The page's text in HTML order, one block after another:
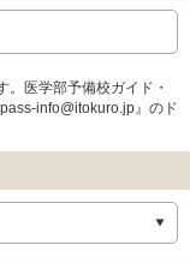
医学部予備校ガイド・
info@itokuro.jp』のド